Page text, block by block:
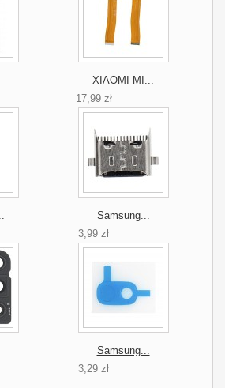
XIAOMI MI...
17,99 zł
Samsung...
3,99 zł
Samsung...
3,29 zł